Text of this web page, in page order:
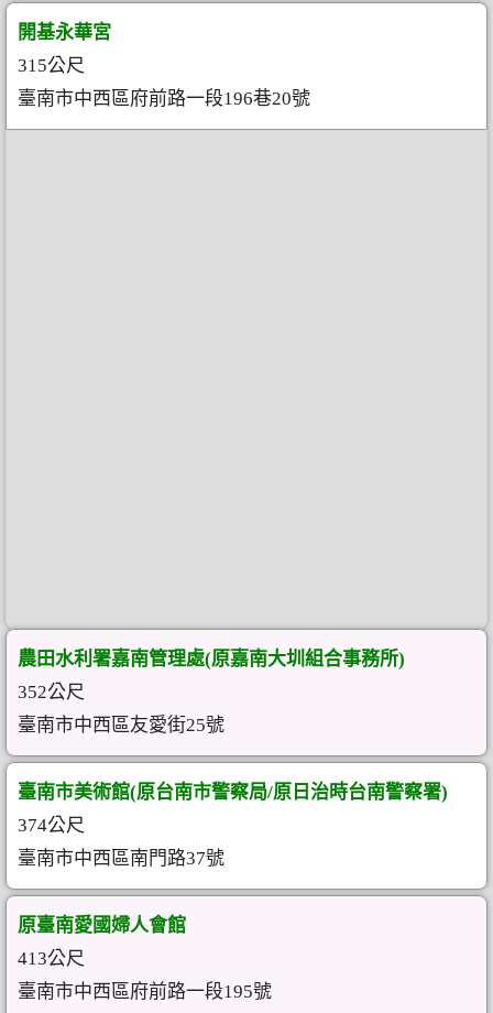
開基永華宮
315公尺
臺南市中西區府前路一段196巷20號
農田水利署嘉南管理處(原嘉南大圳組合事務所)
352公尺
臺南市中西區友愛街25號
臺南市美術館(原台南市警察局/原日治時台南警察署)
374公尺
臺南市中西區南門路37號
原臺南愛國婦人會館
413公尺
臺南市中西區府前路一段195號